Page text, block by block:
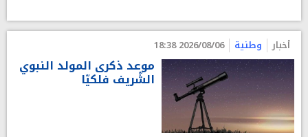
أخبار وطنية 2026/08/06 18:38
موعد ذكرى المولد النبوي
الشّريف فلكيّا